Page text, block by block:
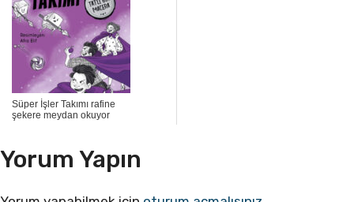
Süper İşler Takımı rafine
şekere meydan okuyor
Yorum Yapın